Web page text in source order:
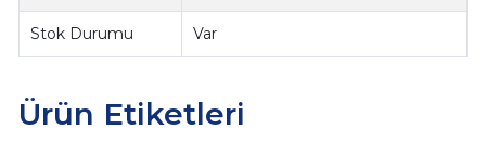
Stok Durumu Var
Ürün Etiketleri